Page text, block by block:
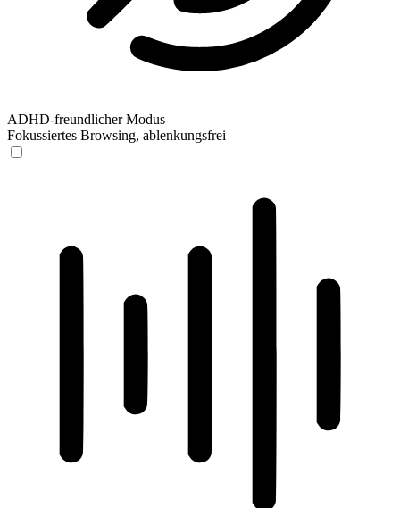
ADHD-freundlicher Modus
Fokussiertes Browsing, ablenkungsfrei